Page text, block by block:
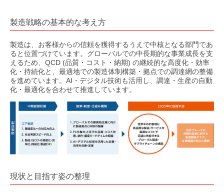
製造戦略の基本的な考え方
製造は、お客様からの信頼を獲得するうえで中核となる部門であ
ると位置づけています。グローバルでの中長期的な事業成長を支
えるため、QCD (品質・コスト・納期) の継続的な高度化・効率
化・持続化と、最適地での製造体制構築・拠点での調達網の整備
を進めています。AI・デジタル技術も活用し、調達・生産の自動
化・最適化を合わせて推進しています。
現状と目指す姿の整理